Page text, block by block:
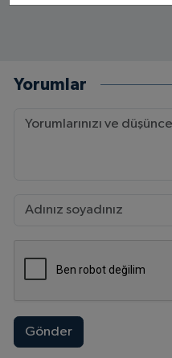
Yorumlar
Gönder